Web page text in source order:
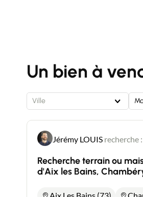
Un bien à
Ville
Jérémy LOUIS recherche :
Recherche terrain ou
d'Aix les Bains,